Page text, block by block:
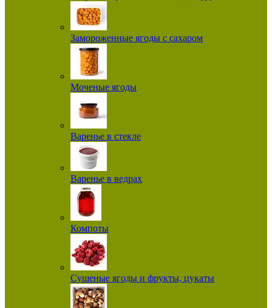
Замороженные ягоды с сахаром
Моченые ягоды
Варенье в стекле
Варенье в ведрах
Компоты
Сушеные ягоды и фрукты, цукаты